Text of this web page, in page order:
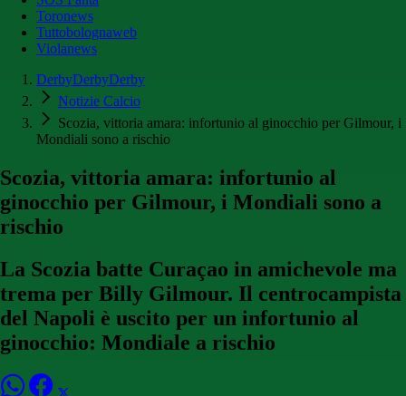
Toronews
Tuttobolognaweb
Violanews
DerbyDerbyDerby
Notizie Calcio
Scozia, vittoria amara: infortunio al ginocchio per Gilmour, i
Mondiali sono a rischio
Scozia, vittoria amara: infortunio al
ginocchio per Gilmour, i Mondiali sono a
rischio
La Scozia batte Curaçao in amichevole ma
trema per Billy Gilmour. Il centrocampista
del Napoli è uscito per un infortunio al
ginocchio: Mondiale a rischio